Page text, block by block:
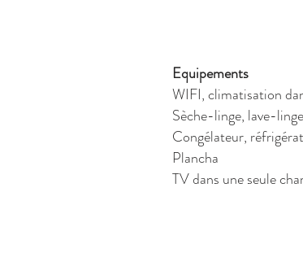
Equipements
WIFI, climatisation
Sèche-linge, lave-
Congélateur,
Plancha
TV dans une seule